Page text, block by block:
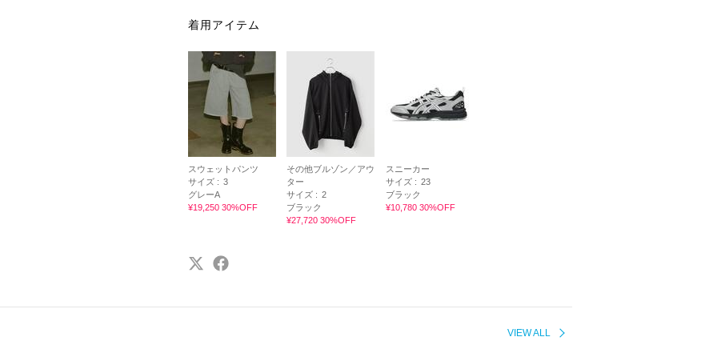
着用アイテム
スウェットパンツ
サイズ : 3
グレーA
¥19,250 30%OFF
その他ブルゾン／アウ
ター
サイズ : 2
ブラック
¥27,720 30%OFF
スニーカー
サイズ : 23
ブラック
¥10,780 30%OFF
VIEW ALL